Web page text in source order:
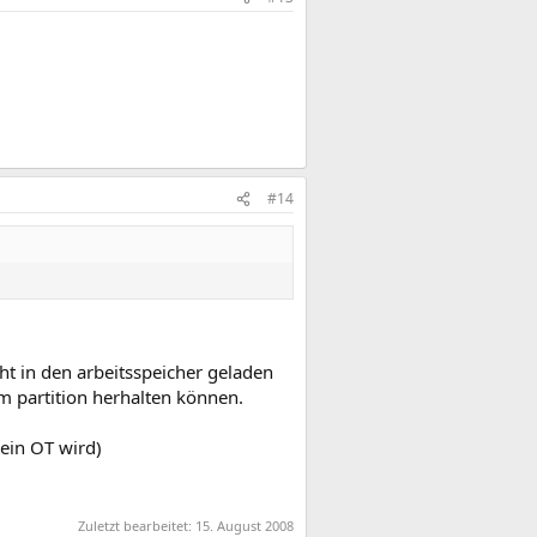
#14
in den arbeitsspeicher geladen
partition herhalten können.
OT wird)
Zuletzt bearbeitet: 15. August 2008